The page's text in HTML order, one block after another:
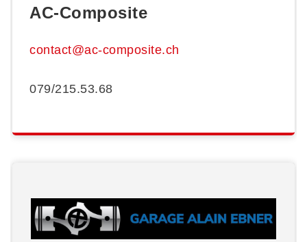
AC-Composite
contact@ac-composite.ch
079/215.53.68